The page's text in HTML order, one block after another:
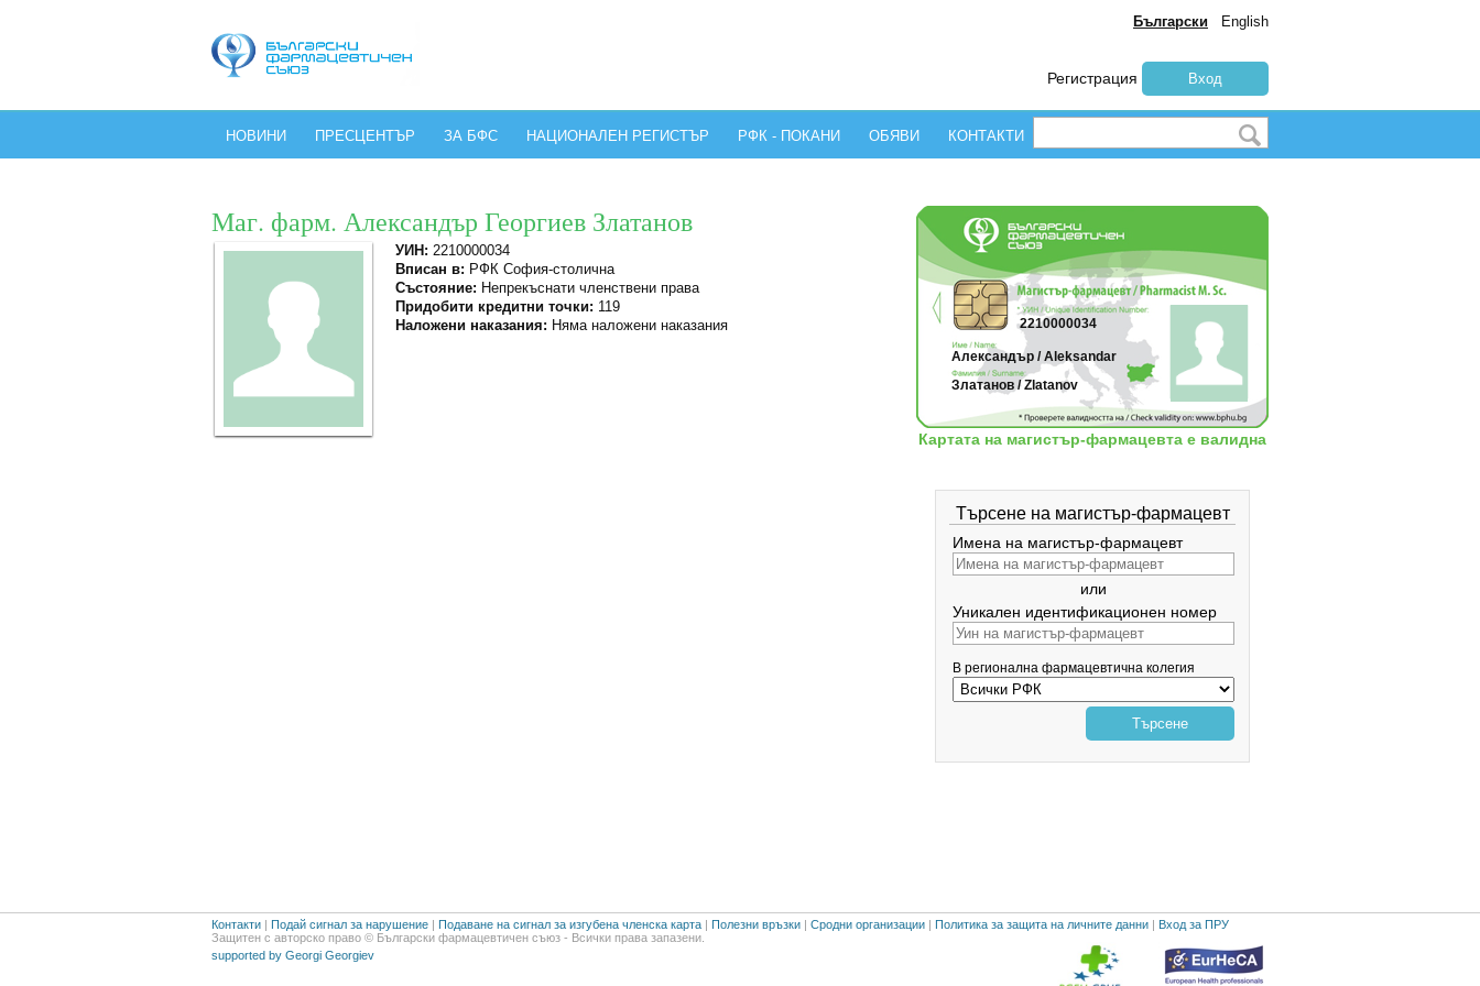
Български English
Регистрация Вход
НОВИНИ ПРЕСЦЕНТЪР ЗА БФС НАЦИОНАЛЕН РЕГИСТЪР РФК - ПОКАНИ ОБЯВИ КОНТАКТИ
Маг. фарм. Александър Георгиев Златанов
УИН: 2210000034
Вписан в: РФК София-столична
Състояние: Непрекъснати членствени права
Придобити кредитни точки: 119
Наложени наказания: Няма наложени наказания 2210000034
Александър / Aleksandar
Златанов / Zlatanov
Картата на магистър-фармацевта е валидна
Търсене на магистър-фармацевт
Имена на магистър-фармацевт
или
Уникален идентификационен номер
В регионална фармацевтична колегия
Търсене
Контакти | Подай сигнал за нарушение | Подаване на сигнал за изгубена членска карта | Полезни връзки | Сродни организации | Политика за защита на личните данни | Вход за ПРУ
Защитен с авторско право © Български фармацевтичен съюз - Всички права запазени.
supported by Georgi Georgiev